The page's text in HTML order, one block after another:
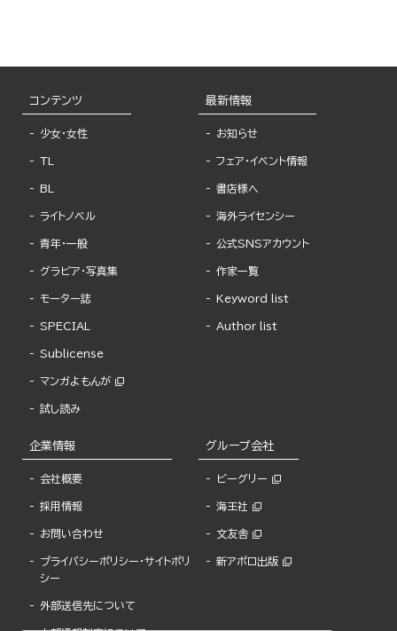
コンテンツ
少女・女性
TL
BL
ライトノベル
青年・一般
グラビア・写真集
モーター誌
SPECIAL
Sublicense
マンガよもんが
試し読み
最新情報
お知らせ
フェア・イベント情報
書店様へ
海外ライセンシー
公式SNSアカウント
作家一覧
Keyword list
Author list
企業情報
会社概要
採用情報
お問い合わせ
プライバシーポリシー・サイトポリ
シー
外部送信先について
グループ会社
ビーグリー
海王社
文友舎
新アポロ出版